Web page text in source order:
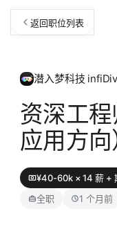
返回职位列表
潜入梦科技
资深工
应用方向
¥40-60k × 14 薪 +
全职
1 个月前